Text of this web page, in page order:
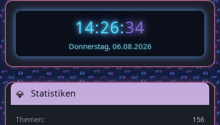
14:26:34
Donnerstag, 06.08.2026
Statistiken
Themen
156